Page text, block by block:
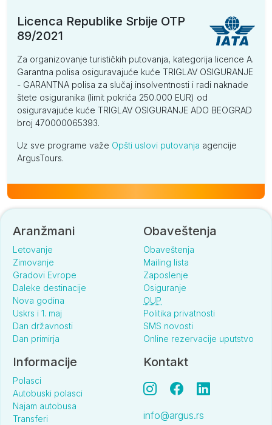
Licenca Republike Srbije OTP
89/2021
Za organizovanje turističkih putovanja, kategorija licence A.
Garantna polisa osiguravajuće kuće TRIGLAV OSIGURANJE
- GARANTNA polisa za slučaj insolventnosti i radi naknade
štete osiguranika (limit pokrića 250.000 EUR) od
osiguravajuće kuće TRIGLAV OSIGURANJE ADO BEOGRAD
broj 470000065393.
Uz sve programe važe Opšti uslovi putovanja agencije
ArgusTours.
Aranžmani
Letovanje
Zimovanje
Gradovi Evrope
Daleke destinacije
Nova godina
Uskrs i 1. maj
Dan državnosti
Dan primirja
Obaveštenja
Obaveštenja
Mailing lista
Zaposlenje
Osiguranje
OUP
Politika privatnosti
SMS novosti
Online rezervacije uputstvo
Informacije
Polasci
Autobuski polasci
Najam autobusa
Transferi
Kontakt
info@argus.rs